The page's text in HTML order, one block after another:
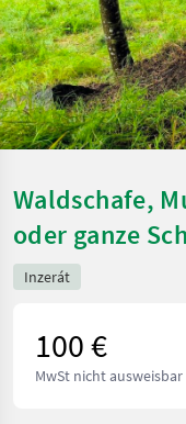
Waldschafe,
oder ganze
Inzerát
100 €
MwSt nicht ausweisbar